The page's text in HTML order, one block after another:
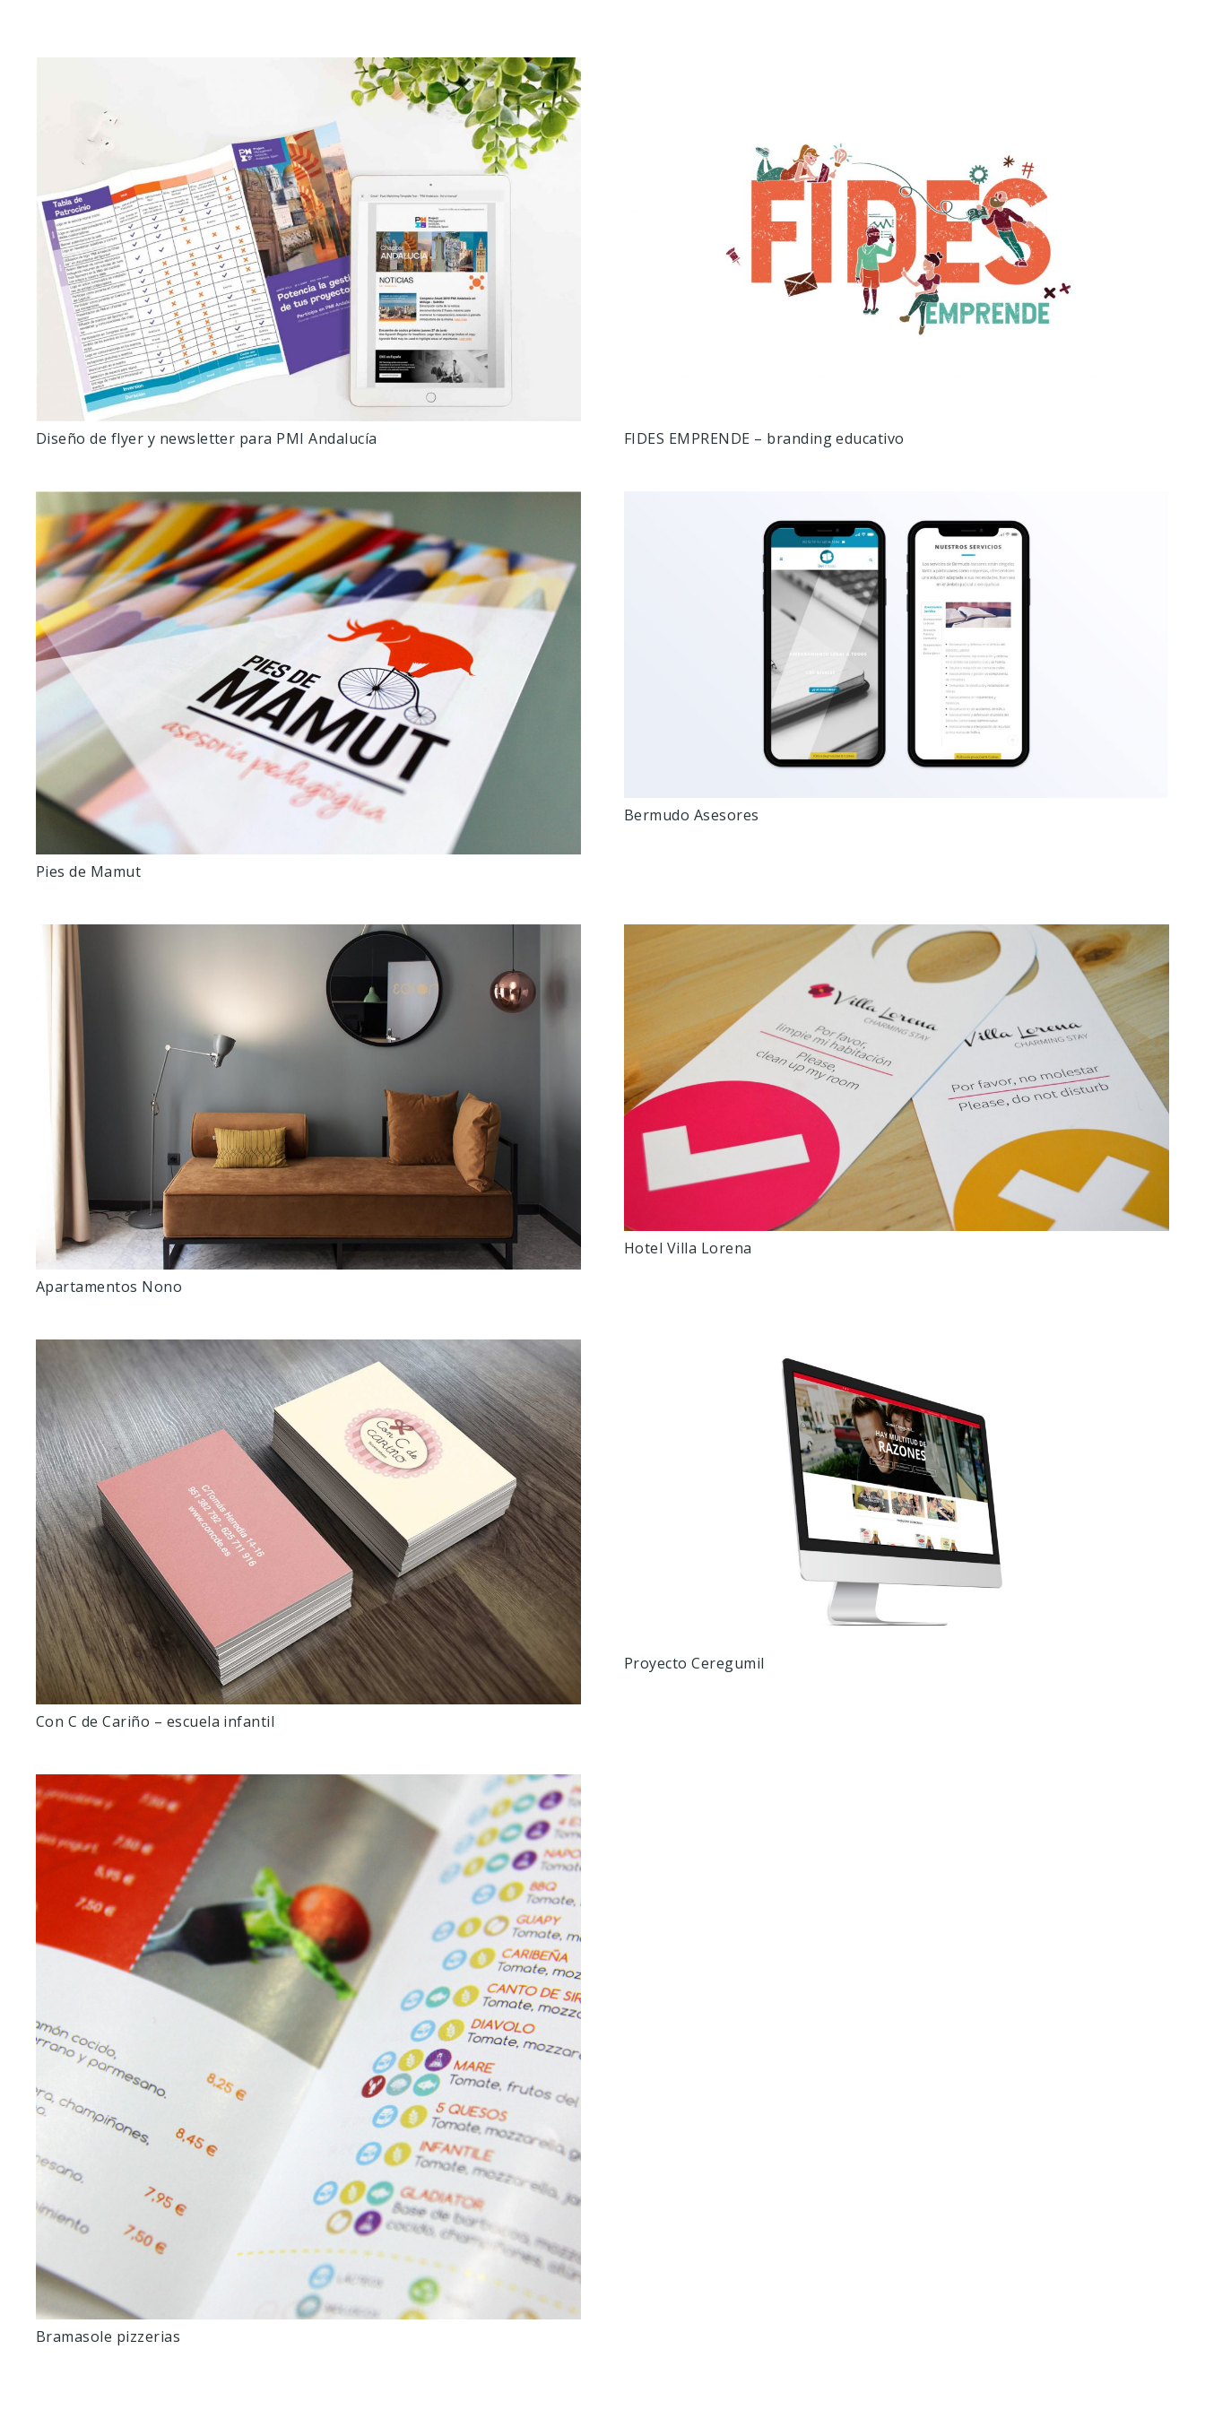
Diseño de flyer y newsletter para PMI Andalucía FIDES EMPRENDE – branding educativo
Pies de Mamut
Bermudo Asesores
Apartamentos Nono
Hotel Villa Lorena
Con C de Cariño – escuela infantil
Proyecto Ceregumil
Bramasole pizzerias